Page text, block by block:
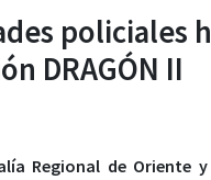
policiales
DRAGÓN II
Regional de Oriente